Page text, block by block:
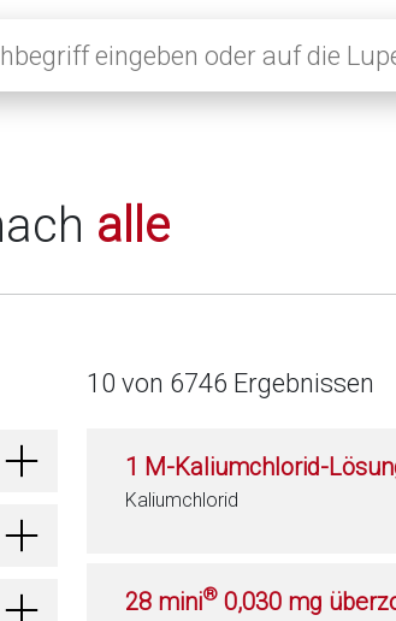
alle
10 von 6746 Ergebnissen
1 M-Kaliumchlorid-
Kaliumchlorid
28 mini® 0,030 mg